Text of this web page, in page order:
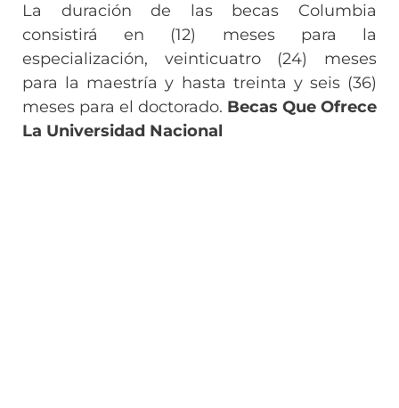
La duración de las becas Columbia
consistirá en (12) meses para la
especialización, veinticuatro (24) meses
para la maestría y hasta treinta y seis (36)
meses para el doctorado. Becas Que Ofrece
La Universidad Nacional